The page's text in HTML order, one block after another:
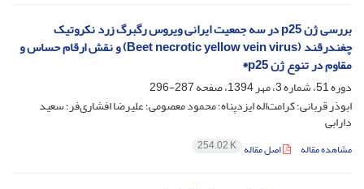
بررسی ژن p25 در سه جمعیت ایرانی ویروس رگبرگ زرد نکروتیک
چغندرقند (Beet necrotic yellow vein virus) و نقش ارقام حساس و
مقاوم در تنوع ژن p25*
دوره 51، شماره 3، مهر 1394، صفحه
287-296
ابوذر قربانی؛ کرامت‌اله ایزدپناه؛ محمود معصومی؛ علیرضا افشاری‌فر؛ سعید
دارابی
مشاهده مقاله اصل مقاله 254.02 K